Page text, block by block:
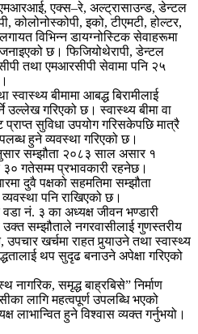
एमआरआई, एक्स–रे, अल्ट्रासाउन्ड, डेन्टल
कोलोनोस्कोपी, इको, टीएमटी, होल्टर,
विभिन्न डायग्नोस्टिक सेवाहरूमा
छ। फिजियोथेरापी, डेन्टल
तथा एमआरसीपी सेवामा पनि २५
स्वास्थ्य बीमामा आबद्ध बिरामीलाई
उल्लेख गरिएको छ। स्वास्थ्य बीमा वा
सुविधा उपयोग गरिसकेपछि मात्रै
हुने व्यवस्था गरिएको छ।
सम्झौता २०८३ साल असार १
गतेसम्म प्रभावकारी रहनेछ।
दुवै पक्षको सहमतिमा सम्झौता
पनि राखिएको छ।
नं. ३ का अध्यक्ष जीवन भण्डारी
सम्झौताले नगरवासीलाई गुणस्तरीय
खर्चमा राहत पुर्‍याउने तथा स्वास्थ्य
थप सुदृढ बनाउने अपेक्षा गरिएको
समृद्ध बाह्रबिसे” निर्माण
लागि महत्वपूर्ण उपलब्धि भएको
लाभान्वित हुने विश्वास व्यक्त गर्नुभयो।